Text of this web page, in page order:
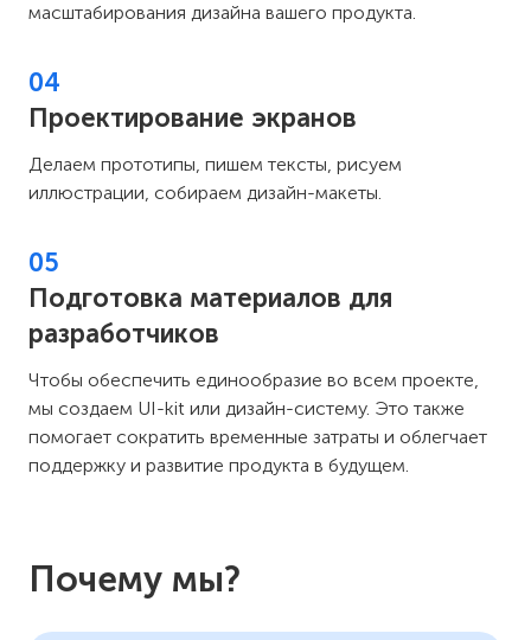
масштабирования дизайна вашего продукта.
04
Проектирование экранов
Делаем прототипы, пишем тексты, рисуем
иллюстрации, собираем дизайн-макеты.
05
Подготовка материалов для
разработчиков
Чтобы обеспечить единообразие во всем проекте,
мы создаем UI-kit или дизайн-систему. Это также
помогает сократить временные затраты и облегчает
поддержку и развитие продукта в будущем.
Почему мы?